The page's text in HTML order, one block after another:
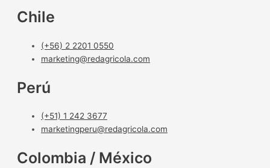
Chile
(+56) 2 2201 0550
marketing@redagricola.com
Perú
(+51) 1 242 3677
marketingperu@redagricola.com
Colombia / México